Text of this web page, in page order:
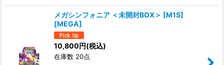
メガシンフォニア ＜未開封BOX＞ [M1S]
[MEGA]
10,800円(税込)
在庫数 20点